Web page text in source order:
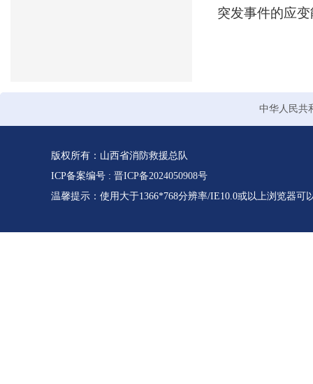
突发事件的应
中华人民共
版权所有：山西省消防救援总队
ICP备案编号 : 晋ICP备2024050908号
温馨提示：使用大于1366*768分辨率/IE10.0或以上浏览器可